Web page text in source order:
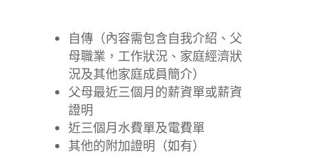
自傳（內容需包含自我介紹、父
母職業，工作狀況、家庭經濟狀
況及其他家庭成員簡介）
父母最近三個月的薪資單或薪資
證明
近三個月水費單及電費單
其他的附加證明（如有）